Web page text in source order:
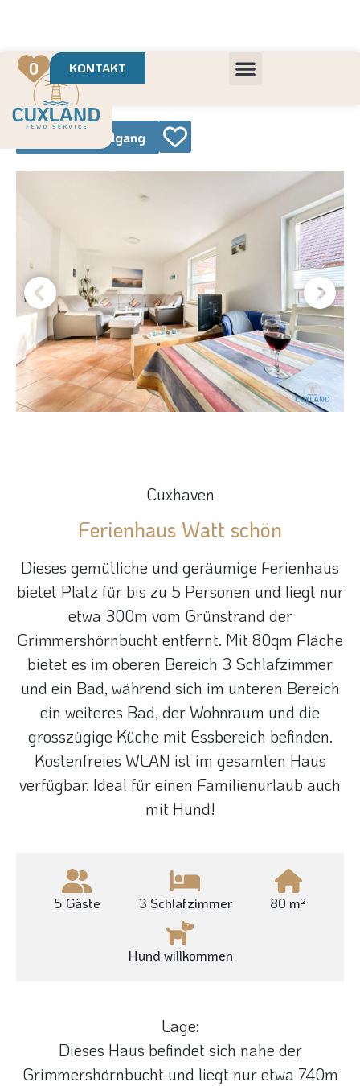
0 KONTAKT
360° Rundgang
Cuxhaven
Ferienhaus Watt schön
Dieses gemütliche und geräumige Ferienhaus
bietet Platz für bis zu 5 Personen und liegt nur
etwa 300m vom Grünstrand der
Grimmershörnbucht entfernt. Mit 80qm Fläche
bietet es im oberen Bereich 3 Schlafzimmer
und ein Bad, während sich im unteren Bereich
ein weiteres Bad, der Wohnraum und die
grosszügige Küche mit Essbereich befinden.
Kostenfreies WLAN ist im gesamten Haus
verfügbar. Ideal für einen Familienurlaub auch
mit Hund!
5 Gäste 3 Schlafzimmer 80 m²
Hund willkommen
Lage:
Dieses Haus befindet sich nahe der
Grimmershörnbucht und liegt nur etwa 740m